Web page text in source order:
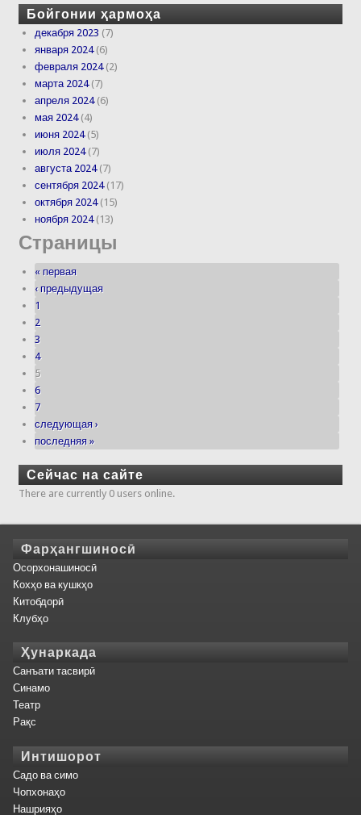
Бойгонии ҳармоҳа
декабря 2023 (7)
января 2024(6)
февраля 2024(2)
марта 2024(7)
апреля 2024(6)
мая 2024(4)
июня 2024(5)
июля 2024(7)
августа 2024(7)
сентября 2024(17)
октября 2024(15)
ноября 2024(13)
Страницы
« первая
‹ предыдущая
1
2
3
4
5
6
7
следующая ›
последняя »
Сейчас на сайте
There are currently 0 users online.
Фарҳангшиносӣ
Осорхонашиносӣ
Кохҳо ва кушкҳо
Китобдорӣ
Клубҳо
Ҳунаркада
Санъати тасвирӣ
Синамо
Театр
Рақс
Интишорот
Садо ва симо
Чопхонаҳо
Нашрияҳо